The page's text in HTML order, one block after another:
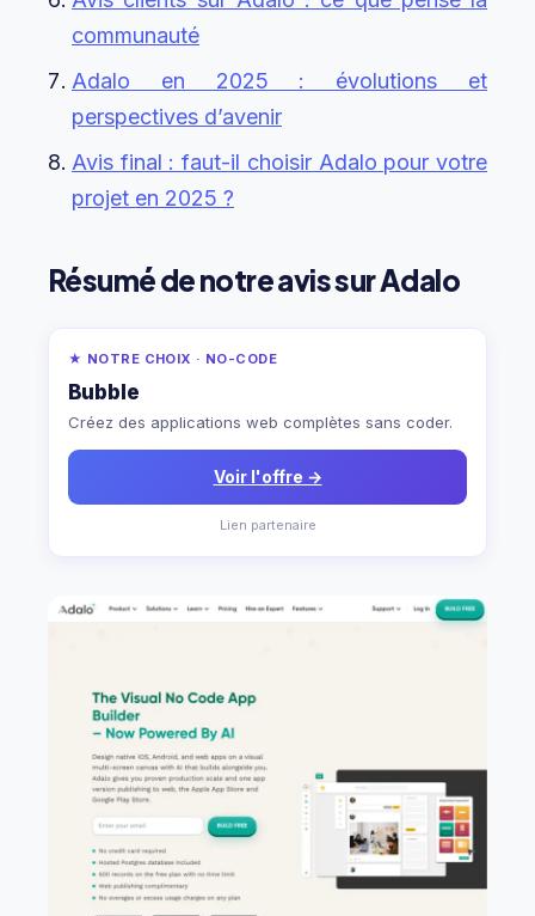
communauté
Adalo en 2025 : évolutions et
perspectives d’avenir
Avis final : faut-il choisir Adalo pour votre
projet en 2025 ?
Résumé de notre avis sur Adalo
★ NOTRE CHOIX · NO-CODE
Bubble
Créez des applications web complètes sans coder.
Voir l'offre →
Lien partenaire